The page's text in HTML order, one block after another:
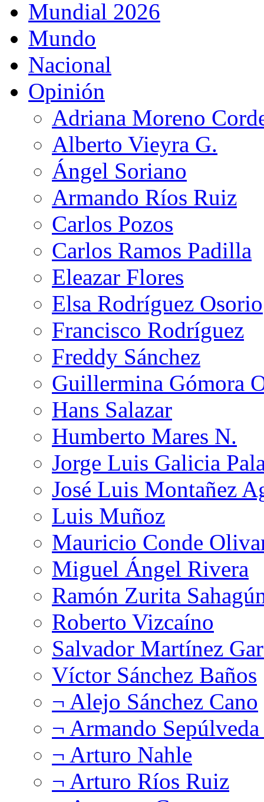
Mundial 2026
Mundo
Nacional
Opinión
Adriana Moreno
Alberto Vieyra G.
Ángel Soriano
Armando Ríos Ruiz
Carlos Pozos
Carlos Ramos Padilla
Eleazar Flores
Elsa Rodríguez Osorio
Francisco Rodríguez
Freddy Sánchez
Guillermina Gómora
Hans Salazar
Humberto Mares N.
Jorge Luis Galicia
José Luis Montañez
Luis Muñoz
Mauricio Conde
Miguel Ángel Rivera
Ramón Zurita
Roberto Vizcaíno
Salvador Martínez
Víctor Sánchez Baños
¬ Alejo Sánchez Cano
¬ Armando
¬ Arturo Nahle
¬ Arturo Ríos Ruiz